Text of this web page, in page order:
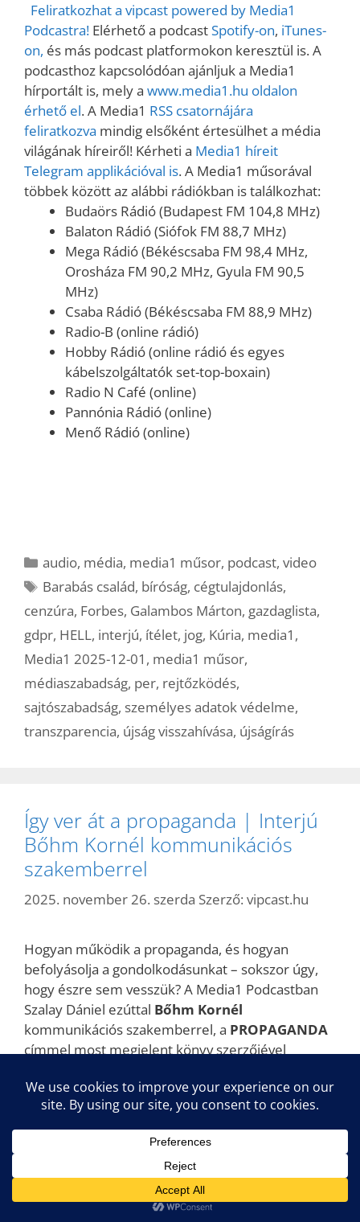
Feliratkozhat a vipcast powered by Media1
Podcastra! Elérhető a podcastSpotify-on, iTunes-
on, és más podcast platformokon keresztül is. A
podcasthoz kapcsolódóan ajánljuk a Media1
hírportált is, mely a www.media1.hu oldalon
érhető el. A Media1 RSS csatornájára
feliratkozva mindig elsőként értesülhet a média
világának híreiről! Kérheti a Media1 híreit
Telegram applikációval is. A Media1 műsorával
többek között az alábbi rádiókban is találkozhat:
Budaörs Rádió (Budapest FM 104,8 MHz)
Balaton Rádió (Siófok FM 88,7 MHz)
Mega Rádió (Békéscsaba FM 98,4 MHz,
Orosháza FM 90,2 MHz, Gyula FM 90,5
MHz)
Csaba Rádió (Békéscsaba FM 88,9 MHz)
Radio-B (online rádió)
Hobby Rádió (online rádió és egyes
kábelszolgáltatók set-top-boxain)
Radio N Café (online)
Pannónia Rádió (online)
Menő Rádió (online)
Kategória
audio, média, media1 műsor, podcast,video
Címkék
Barabás család, bíróság, cégtulajdonlás,
cenzúra, Forbes, Galambos Márton, gazdaglista,
gdpr, HELL, interjú, ítélet, jog, Kúria, media1 ,
Media1 2025-12-01 , media1 műsor,
médiaszabadság, per, rejtőzködés,
sajtószabadság, személyes adatok védelme,
transzparencia, újság visszahívása, újságírás
Így ver át a propaganda | Interjú
Bőhm Kornél kommunikációs
szakemberrel
2025. november 26. szerda Szerző: vipcast.hu
Hogyan működik a propaganda, és hogyan
befolyásolja a gondolkodásunkat – sokszor úgy,
hogy észre sem vesszük? A Media1 Podcastban
Szalay Dániel ezúttal Bőhm Kornél
kommunikációs szakemberrel, a PROPAGANDA
címmel most megjelent könyv szerzőjével
közélet formálásáról és arról, hogyan
védekezhetünk tudatosabban a minket célzó
üzenetekkel szemben.